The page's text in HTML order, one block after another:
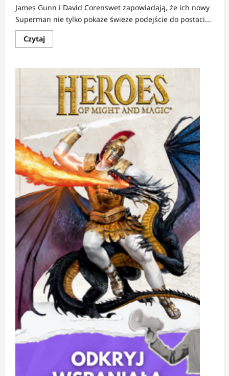
James Gunn i David Corenswet zapowiadają, że ich nowy
Superman nie tylko pokaże świeże podejście do postaci...
CzytajDowiedz
się
NEWS:
Superman
zmienia
zasady
miłosnej